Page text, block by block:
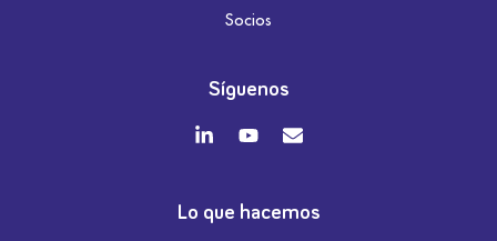
Socios
Síguenos
Lo que hacemos